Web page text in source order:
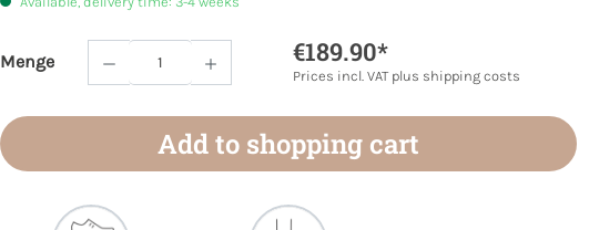
Menge
Product Quantity: Enter the desired amount or
€189.90*
Prices incl. VAT plus shipping costs
Add to shopping cart